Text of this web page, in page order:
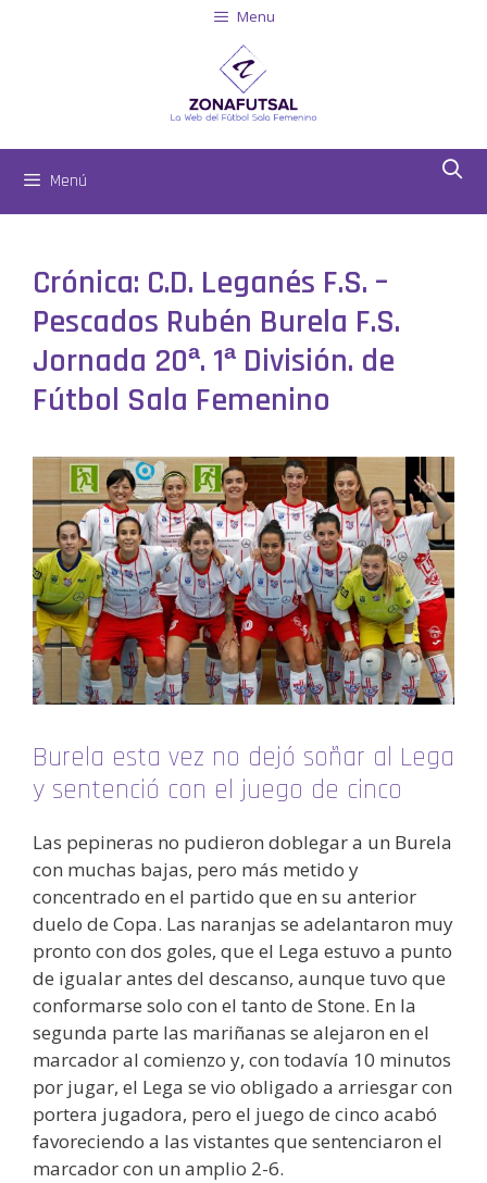
Menu
Menú
Crónica: C.D. Leganés F.S. –
Pescados Rubén Burela F.S.
Jornada 20ª. 1ª División. de
Fútbol Sala Femenino
Burela esta vez no dejó soñar al Lega
y sentenció con el juego de cinco
Las pepineras no pudieron doblegar a un Burela
con muchas bajas, pero más metido y
concentrado en el partido que en su anterior
duelo de Copa. Las naranjas se adelantaron muy
pronto con dos goles, que el Lega estuvo a punto
de igualar antes del descanso, aunque tuvo que
conformarse solo con el tanto de Stone. En la
segunda parte las mariñanas se alejaron en el
marcador al comienzo y, con todavía 10 minutos
por jugar, el Lega se vio obligado a arriesgar con
portera jugadora, pero el juego de cinco acabó
favoreciendo a las vistantes que sentenciaron el
marcador con un amplio 2-6.